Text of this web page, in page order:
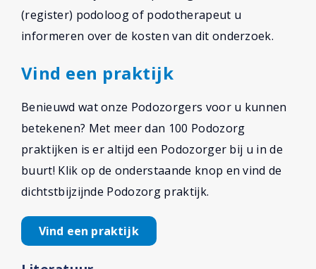
(register) podoloog of podotherapeut u
informeren over de kosten van dit onderzoek.
Vind een praktijk
Benieuwd wat onze Podozorgers voor u kunnen
betekenen? Met meer dan 100 Podozorg
praktijken is er altijd een Podozorger bij u in de
buurt! Klik op de onderstaande knop en vind de
dichtstbijzijnde Podozorg praktijk.
Vind een praktijk